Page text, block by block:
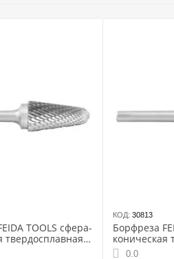
TOOLS сфера-
твердосплавная
КОД: 30813
Борфреза
коническая
14.00.0